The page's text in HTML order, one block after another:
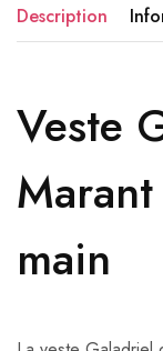
Description
Veste
main